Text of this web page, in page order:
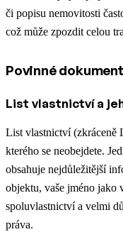
či popisu nemovitosti
což může zpozdit celou
Povinné
List vlastnictví a
List vlastnictví (zkráceně
kterého se neobejdete.
obsahuje nejdůležitější
objektu, vaše jméno jako
spoluvlastnictví a velmi
práva.